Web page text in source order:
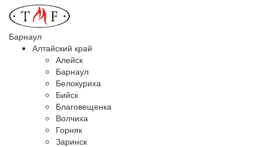
Барнаул
Алтайский край
Алейск
Барнаул
Белокуриха
Бийск
Благовещенка
Волчиха
Горняк
Заринск